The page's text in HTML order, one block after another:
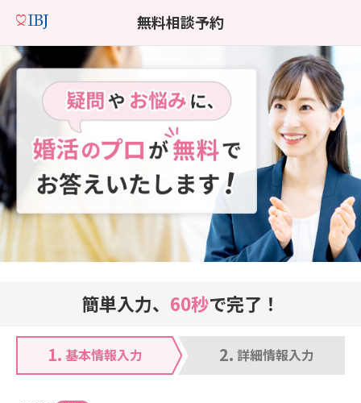
無料相談予約
簡単入力、 60秒で完了！
1. 基本情報入力 2. 詳細情報入力